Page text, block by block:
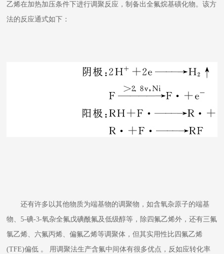
乙烯在加热加压条件下进行调聚反应，制备出全氟烷基磺化物。该方
法的反应通式如下：
还有许多以其他物质为端基物的调聚物，如含氧杂原子的端基
物、5-碘-3-氧杂全氟戊碘酰氟及低级醇等，除四氟乙烯外，还有三氟
氯乙烯、六氟丙烯、偏氟乙烯等调聚体，但其实用性比四氟乙烯
(TFE)偏低 。 用调聚法生产含氟中间体有很多优点，反如应转化率